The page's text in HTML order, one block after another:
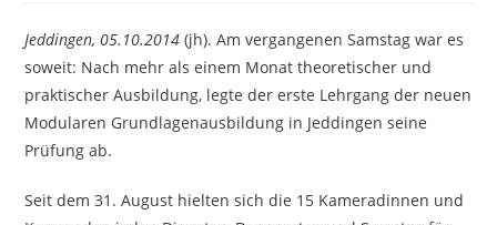
Jeddingen, 05.10.2014 (jh). Am vergangenen Samstag war es
soweit: Nach mehr als einem Monat theoretischer und
praktischer Ausbildung, legte der erste Lehrgang der neuen
Modularen Grundlagenausbildung in Jeddingen seine
Prüfung ab.
Seit dem 31. August hielten sich die 15 Kameradinnen und